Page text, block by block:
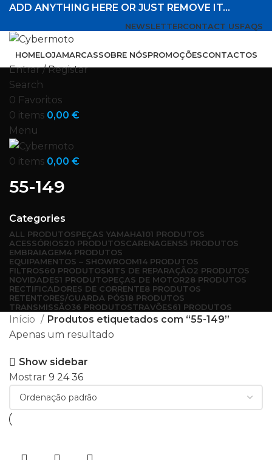
ADD ANYTHING HERE OR JUST REMOVE IT…
NEWSLETTERCONTACT USFAQS
HOMELOJAMARCASSOBRE NÓSPROMOÇÕESCONTACTOS
Entrar / Registar
Search
0 Favoritos
0 items 0,00 €
Menu
0 items 0,00 €
55-149
Categories
ALL PRODUTOSPEÇAS YAMAHA101 PRODUTOS
ACESSÓRIOS20 PRODUTOSCARENAGENS5 PRODUTOS
EMBRAIAGEM4 PRODUTOS
EQUIPAMENTOS – SHOWROOM14 PRODUTOS
FILTROS60 PRODUTOSKITS DE REPARAÇÃO2 PRODUTOS
NOVIDADES1 PRODUTOPEÇAS DE MOTOR28 PRODUTOS
RECTIFICADORES DE CORRENTE8 PRODUTOS
RETENTORES/GUARDA PÓS18 PRODUTOS
TRANSMISSÃO36 PRODUTOSTRAVÕES61 PRODUTOS
Início
Produtos etiquetados com “55-149”
Apenas um resultado
Show sidebar
Mostrar 9 2436